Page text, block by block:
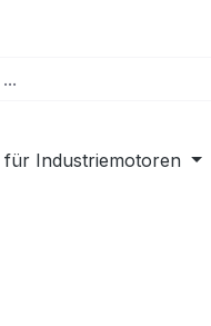
für Industriemotoren